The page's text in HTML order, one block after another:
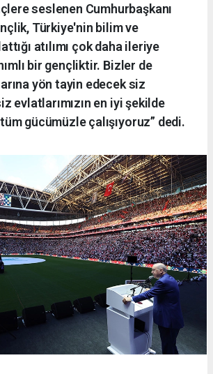
seslenen Cumhurbaşkanı
Türkiye'nin bilim ve
atılımı çok daha ileriye
bir gençliktir. Bizler de
yön tayin edecek siz
evlatlarımızın en iyi şekilde
gücümüzle çalışıyoruz” dedi.